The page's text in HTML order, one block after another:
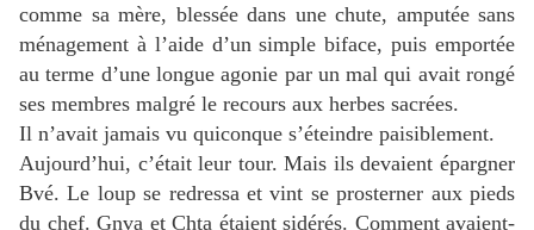
comme sa mère, blessée dans une chute, amputée sans
ménagement à l’aide d’un simple biface, puis emportée
au terme d’une longue agonie par un mal qui avait rongé
ses membres malgré le recours aux herbes sacrées.
Il n’avait jamais vu quiconque s’éteindre paisiblement.
Aujourd’hui, c’était leur tour.Mais ils devaient épargner
Bvé.Le loup se redressa et vint se prosterner aux pieds
du chef. Gnva et Chta étaient sidérés. Comment avaient-